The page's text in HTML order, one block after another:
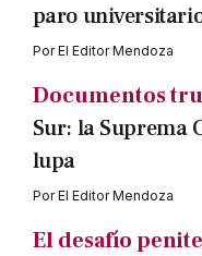
paro
PorEl Editor Mendoza
Documentos
Sur: la Suprema
lupa
PorEl Editor Mendoza
El desafío